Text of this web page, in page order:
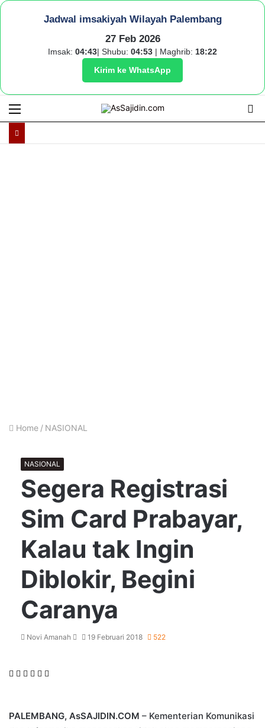
Jadwal imsakiyah Wilayah Palembang
27 Feb 2026
Imsak: 04:43| Shubu: 04:53 | Maghrib: 18:22
Kirim ke WhatsApp
Menu
Home / NASIONAL
NASIONAL
Segera Registrasi
Sim Card Prabayar,
Kalau tak Ingin
Diblokir, Begini
Caranya
Novi Amanah
Send19 Februari 2018 522
Facebook
Twitter
LinkedIn
Tumblr
Pinterest
PALEMBANG, AsSAJIDIN.COM – Kementerian Komunikasi